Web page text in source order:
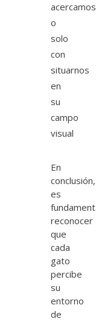
acercamos
o
solo
con
situarnos
en
su
campo
visual
En
conclusión,
es
reconocer
que
cada
gato
percibe
su
entorno
de